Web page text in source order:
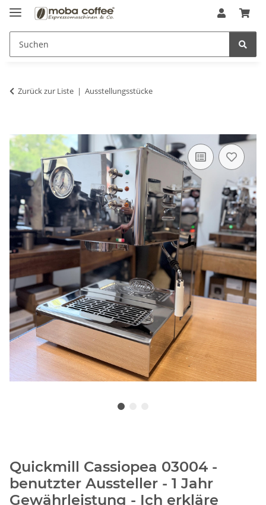
Zurück zur Liste Ausstellungsstücke
Quickmill Cassiopea 03004 -
benutzter Aussteller - 1 Jahr
Gewährleistung - Ich erkläre